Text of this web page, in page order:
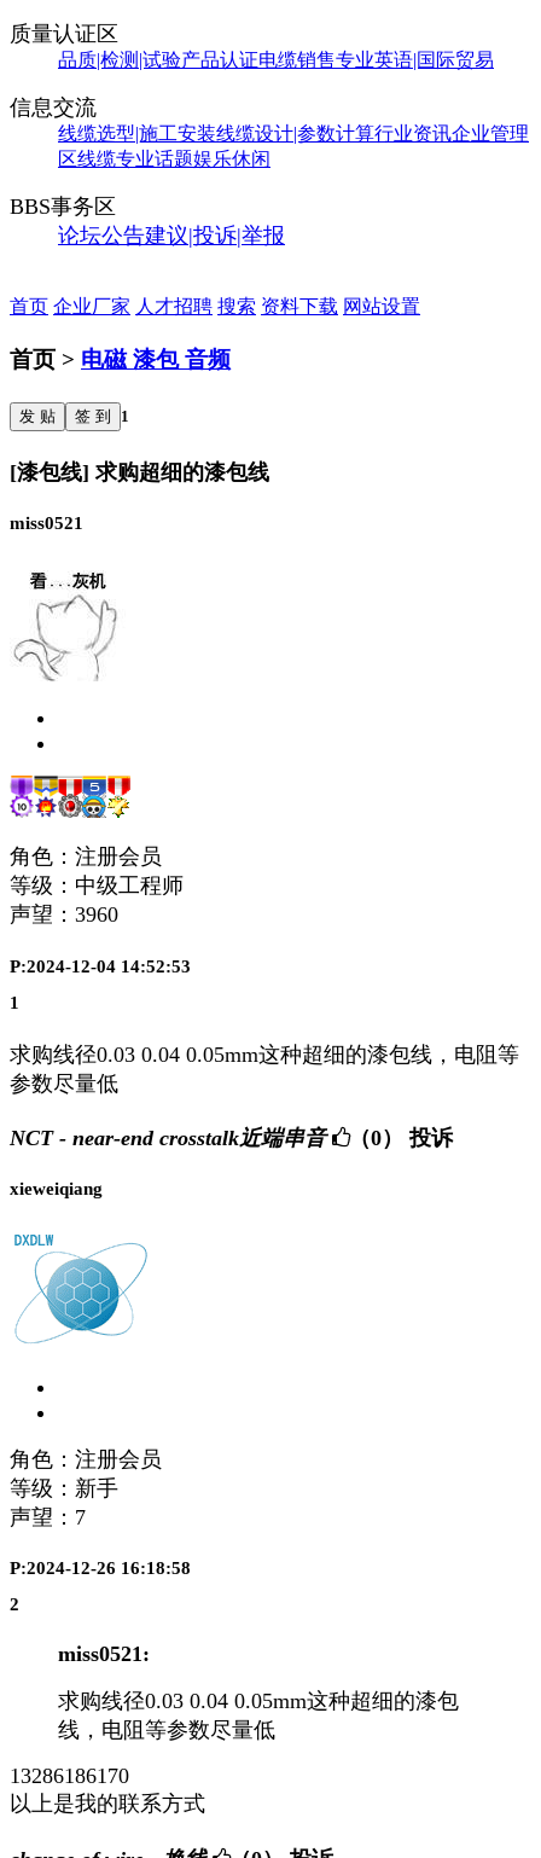
质量认证区
品质|检测|试验产品认证电缆销售专业英语|国际贸易
信息交流
线缆选型|施工安装线缆设计|参数计算行业资讯企业管理
区线缆专业话题娱乐休闲
BBS事务区
论坛公告建议|投诉|举报
首页 企业厂家 人才招聘 搜索 资料下载 网站设置
首页 > 电磁 漆包 音频
发 贴 签 到 1
[漆包线] 求购超细的漆包线
miss0521
角色：注册会员
等级：中级工程师
声望： 3960
P:2024-12-04 14:52:53
1
求购线径0.03 0.04 0.05mm这种超细的漆包线，电阻等
参数尽量低
NCT - near-end crosstalk近端串音 （0） 投诉
xieweiqiang
角色：注册会员
等级：新手
声望： 7
P:2024-12-26 16:18:58
2
miss0521:
求购线径0.03 0.04 0.05mm这种超细的漆包
线，电阻等参数尽量低
13286186170
以上是我的联系方式